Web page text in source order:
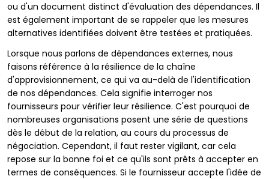
ou d'un document distinct d'évaluation des dépendances. Il
est également important de se rappeler que les mesures
alternatives identifiées doivent être testées et pratiquées.
Lorsque nous parlons de dépendances externes, nous
faisons référence à la résilience de la chaîne
d'approvisionnement, ce qui va au-delà de l'identification
de nos dépendances. Cela signifie interroger nos
fournisseurs pour vérifier leur résilience. C'est pourquoi de
nombreuses organisations posent une série de questions
dès le début de la relation, au cours du processus de
négociation. Cependant, il faut rester vigilant, car cela
repose sur la bonne foi et ce qu'ils sont prêts à accepter en
termes de conséquences. Si le fournisseur accepte l'idée de